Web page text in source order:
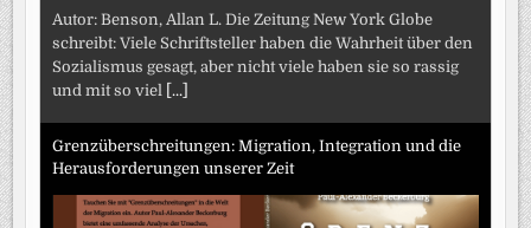
Autor: Benson, Allan L. Die Zeitung New York Globe
schreibt: Viele Schriftsteller haben die Wahrheit über den
Sozialismus gesagt, aber nicht viele haben sie so rassig
und mit so viel [...]
Grenzüberschreitungen: Migration, Integration und die
Herausforderungen unserer Zeit